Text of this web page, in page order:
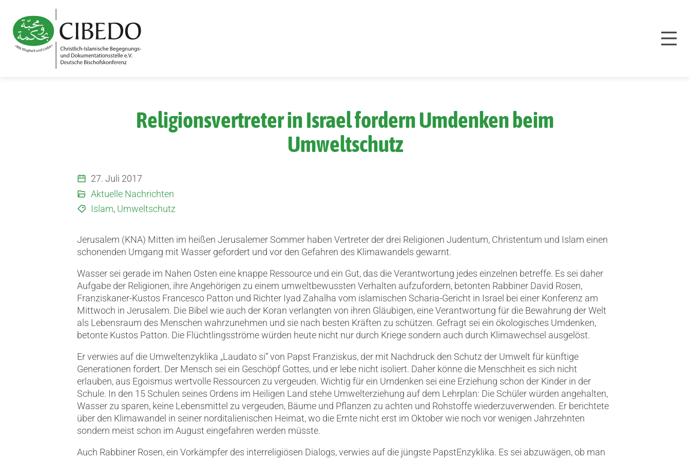
Religionsvertreter in Israel fordern Umdenken beim
Umweltschutz
27. Juli 2017
Aktuelle Nachrichten
Islam, Umweltschutz
Jerusalem (KNA) Mitten im heißen Jerusalemer Sommer haben Vertreter der drei Religionen Judentum, Christentum und Islam einen
schonenden Umgang mit Wasser gefordert und vor den Gefahren des Klimawandels gewarnt.
Wasser sei gerade im Nahen Osten eine knappe Ressource und ein Gut, das die Verantwortung jedes einzelnen betreffe. Es sei daher
Aufgabe der Religionen, ihre Angehörigen zu einem umweltbewussten Verhalten aufzufordern, betonten Rabbiner David Rosen,
Franziskaner-Kustos Francesco Patton und Richter Iyad Zahalha vom islamischen Scharia-Gericht in Israel bei einer Konferenz am
Mittwoch in Jerusalem. Die Bibel wie auch der Koran verlangten von ihren Gläubigen, eine Verantwortung für die Bewahrung der Welt
als Lebensraum des Menschen wahrzunehmen und sie nach besten Kräften zu schützen. Gefragt sei ein ökologisches Umdenken,
betonte Kustos Patton. Die Flüchtlingsströme würden heute nicht nur durch Kriege sondern auch durch Klimawechsel ausgelöst.
Er verwies auf die Umweltenzyklika „Laudato si“ von Papst Franziskus, der mit Nachdruck den Schutz der Umwelt für künftige
Generationen fordert. Der Mensch sei ein Geschöpf Gottes, und er lebe nicht isoliert. Daher könne die Menschheit es sich nicht
erlauben, aus Egoismus wertvolle Ressourcen zu vergeuden. Wichtig für ein Umdenken sei eine Erziehung schon der Kinder in der
Schule. In den 15 Schulen seines Ordens im Heiligen Land stehe Umwelterziehung auf dem Lehrplan: Die Schüler würden angehalten,
Wasser zu sparen, keine Lebensmittel zu vergeuden, Bäume und Pflanzen zu achten und Rohstoffe wiederzuverwenden. Er berichtete
über den Klimawandel in seiner norditalienischen Heimat, wo die Ernte nicht erst im Oktober wie noch vor wenigen Jahrzehnten
sondern meist schon im August eingefahren werden müsste.
Auch Rabbiner Rosen, ein Vorkämpfer des interreligiösen Dialogs, verwies auf die jüngste PapstEnzyklika. Es sei abzuwägen, ob man